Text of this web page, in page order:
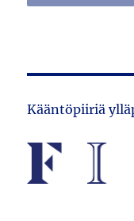
Kääntöpiiriä